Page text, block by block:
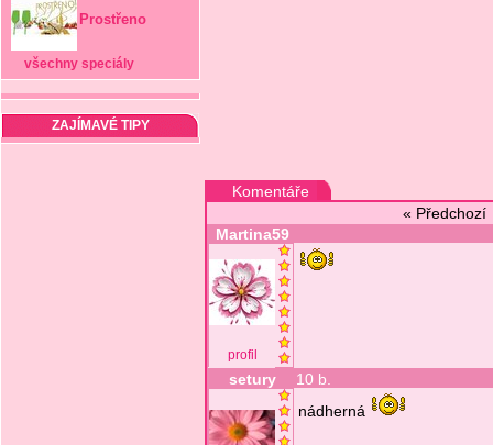
Prostřeno
všechny speciály
ZAJÍMAVÉ TIPY
Komentáře
«
Martina59
profil
setury 10 b.
nádherná